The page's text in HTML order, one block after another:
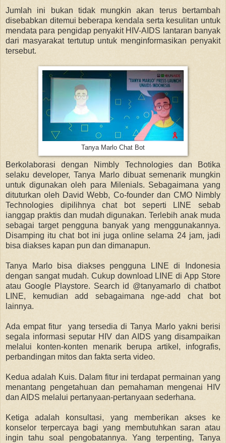
Jumlah ini bukan tidak mungkin akan terus bertambah
disebabkan ditemui beberapa kendala serta kesulitan untuk
mendata para pengidap penyakit HIV-AIDS lantaran banyak
dari masyarakat tertutup untuk menginformasikan penyakit
tersebut.
Tanya Marlo Chat Bot
Berkolaborasi dengan Nimbly Technologies dan Botika
selaku developer, Tanya Marlo dibuat semenarik mungkin
untuk digunakan oleh para Milenials. Sebagaimana yang
dituturkan oleh David Webb, Co-founder dan CMO Nimbly
Technologies dipilihnya chat bot seperti LINE sebab
ianggap praktis dan mudah digunakan. Terlebih anak muda
sebagai target pengguna banyak yang menggunakannya.
Disamping itu chat bot ini juga online selama 24 jam, jadi
bisa diakses kapan pun dan dimanapun.
Tanya Marlo bisa diakses pengguna LINE di Indonesia
dengan sangat mudah. Cukup download LINE di App Store
atau Google Playstore. Search id @tanyamarlo di chatbot
LINE, kemudian add sebagaimana nge-add chat bot
lainnya.
Ada empat fitur yang tersedia di Tanya Marlo yakni berisi
segala informasi seputar HIV dan AIDS yang disampaikan
melalui konten-konten menarik berupa artikel, infografis,
perbandingan mitos dan fakta serta video.
Kedua adalah Kuis. Dalam fitur ini terdapat permainan yang
menantang pengetahuan dan pemahaman mengenai HIV
dan AIDS melalui pertanyaan-pertanyaan sederhana.
Ketiga adalah konsultasi, yang memberikan akses ke
konselor terpercaya bagi yang membutuhkan saran atau
ingin tahu soal pengobatannya. Yang terpenting, Tanya